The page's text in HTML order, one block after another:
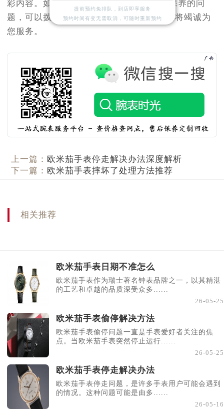
彩内容。如果您还有其他关于手表维护和保养的问
题，可以拨打页面400电话进行咨询，我们将竭诚为
您服务。
上一篇： 欧米茄手表停走解决办法深度解析
下一篇： 欧米茄手表摔坏了处理方法推荐
相关推荐
欧米茄手表日期不准怎么
欧米茄手表作为瑞士著名钟表品牌之一，以其精湛
的工艺和卓越的品质深受众多......
26-05-25
欧米茄手表偷停解决方法
欧米茄手表偷停问题一直是手表爱好者关注的焦
点。当欧米茄手表突然停止运行......
26-05-25
欧米茄手表停走解决办法
欧米茄手表停走问题，是许多手表用户可能会遇到
的情况。这种问题可能是由多......
26-05-16
提前预约免排队，到店即享服务
预约时间有变无需取消，可随时重新预约